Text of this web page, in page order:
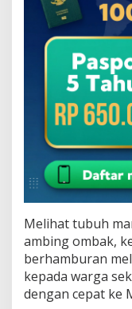
Melihat tubuh
ambing ombak,
berhamburan
kepada warga
dengan cepat ke